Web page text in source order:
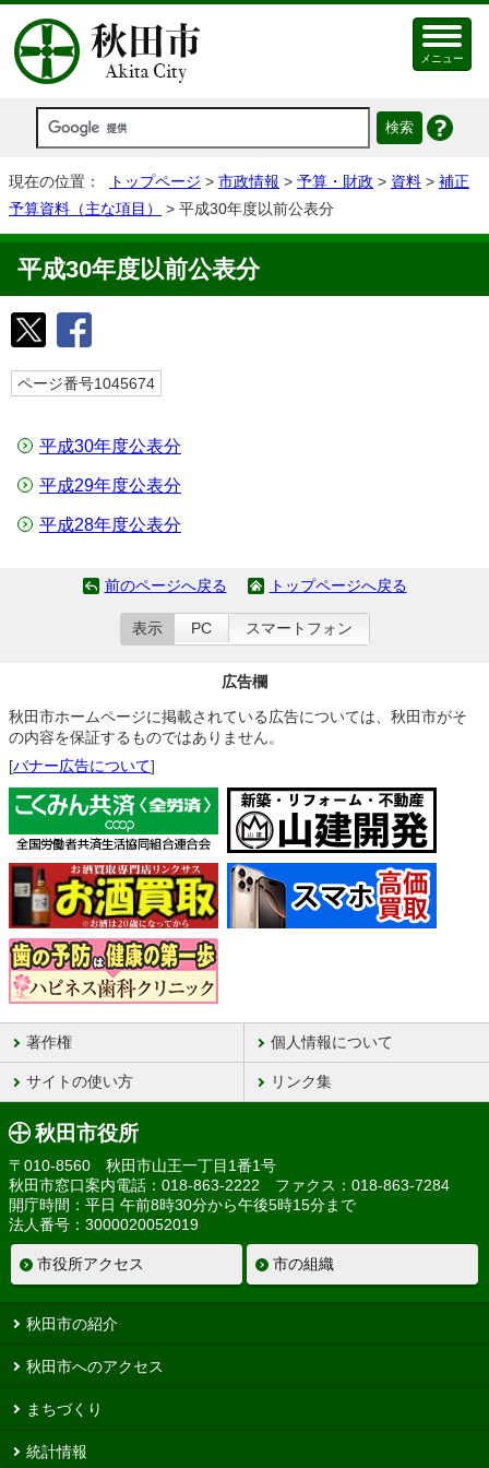
メニュー
現在の位置： トップページ > 市政情報 > 予算・財政 > 資料 > 補正
予算資料（主な項目）
> 平成30年度以前公表分
平成30年度以前公表分
ページ番号1045674
平成30年度公表分
平成29年度公表分
平成28年度公表分
前のページへ戻る トップページへ戻る
表示 PC スマートフォン
広告欄
秋田市ホームページに掲載されている広告については、秋田市がそ
の内容を保証するものではありません。
[バナー広告について]
著作権 個人情報について
サイトの使い方 リンク集
秋田市役所
〒010-8560 秋田市山王一丁目1番1号
秋田市窓口案内電話：018-863-2222 ファクス：018-863-7284
開庁時間：平日 午前8時30分から午後5時15分まで
法人番号：3000020052019
市役所アクセス 市の組織
秋田市の紹介
秋田市へのアクセス
まちづくり
統計情報